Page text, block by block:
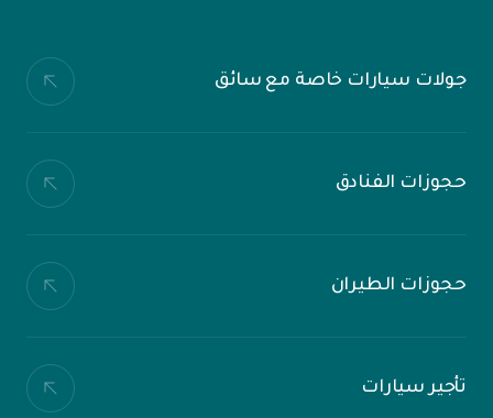
جولات سيارات خاصة مع سائق
حجوزات الفنادق
حجوزات الطيران
تأجير سيارات